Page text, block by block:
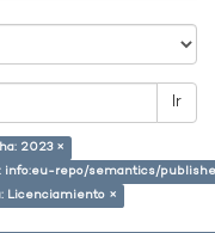
Ir
2023 ×
repo/semantics/
Licenciamiento ×